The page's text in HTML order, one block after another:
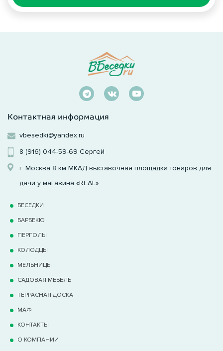
Контактная информация
vbesedki@yandex.ru
8 (916) 044-59-69 Сергей
г. Москва 8 км МКАД выставочная площадка товаров для
дачи у магазина «REAL»
БЕСЕДКИ
БАРБЕКЮ
ПЕРГОЛЫ
КОЛОДЦЫ
МЕЛЬНИЦЫ
САДОВАЯ МЕБЕЛЬ
ТЕРРАCНАЯ ДОСКА
МАФ
КОНТАКТЫ
О КОМПАНИИ